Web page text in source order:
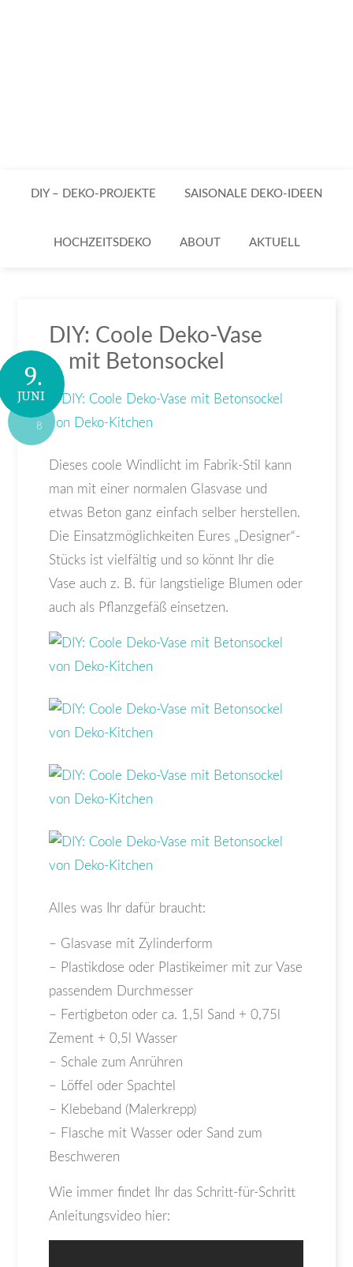
DIY – DEKO-PROJEKTE SAISONALE DEKO-IDEEN
HOCHZEITSDEKO ABOUT AKTUELL
9.
JUNI
8
DIY: Coole Deko-Vase
mit Betonsockel
Dieses coole Windlicht im Fabrik-Stil kann
man mit einer normalen Glasvase und
etwas Beton ganz einfach selber herstellen.
Die Einsatzmöglichkeiten Eures „Designer“-
Stücks ist vielfältig und so könnt Ihr die
Vase auch z. B. für langstielige Blumen oder
auch als Pflanzgefäß einsetzen.
Alles was Ihr dafür braucht:
– Glasvase mit Zylinderform
– Plastikdose oder Plastikeimer mit zur Vase
passendem Durchmesser
– Fertigbeton oder ca. 1,5l Sand + 0,75l
Zement + 0,5l Wasser
– Schale zum Anrühren
– Löffel oder Spachtel
– Klebeband (Malerkrepp)
– Flasche mit Wasser oder Sand zum
Beschweren
Wie immer findet Ihr das Schritt-für-Schritt
Anleitungsvideo hier: